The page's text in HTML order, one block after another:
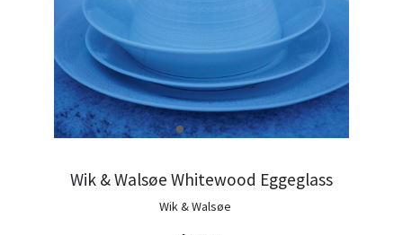
Wik & Walsøe Whitewood Eggeglass
Wik & Walsøe